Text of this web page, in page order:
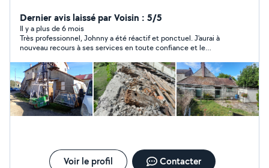
fuite, installation de bâche provisoire,réparation,
rénovation ou remplacement d'élément (velux,gouttière
,faîtage,rive, chapeau) remaniement de toiture
remplacement de chevron latte ou remplacement a
neuf de votre toiture,nettoyage ou remplacement
toiture, gouttière,chéneau,installation de
velux,remplacement de tuiles, j'interviens dans le
département 77, 45, et le 89.
Dernier avis laissé par Voisin : 5/5
Il y a plus de 6 mois
Très professionnel, Johnny a été réactif et ponctuel. J'aurai à
nouveau recours à ses services en toute confiance et le
Voir le profil Contacter